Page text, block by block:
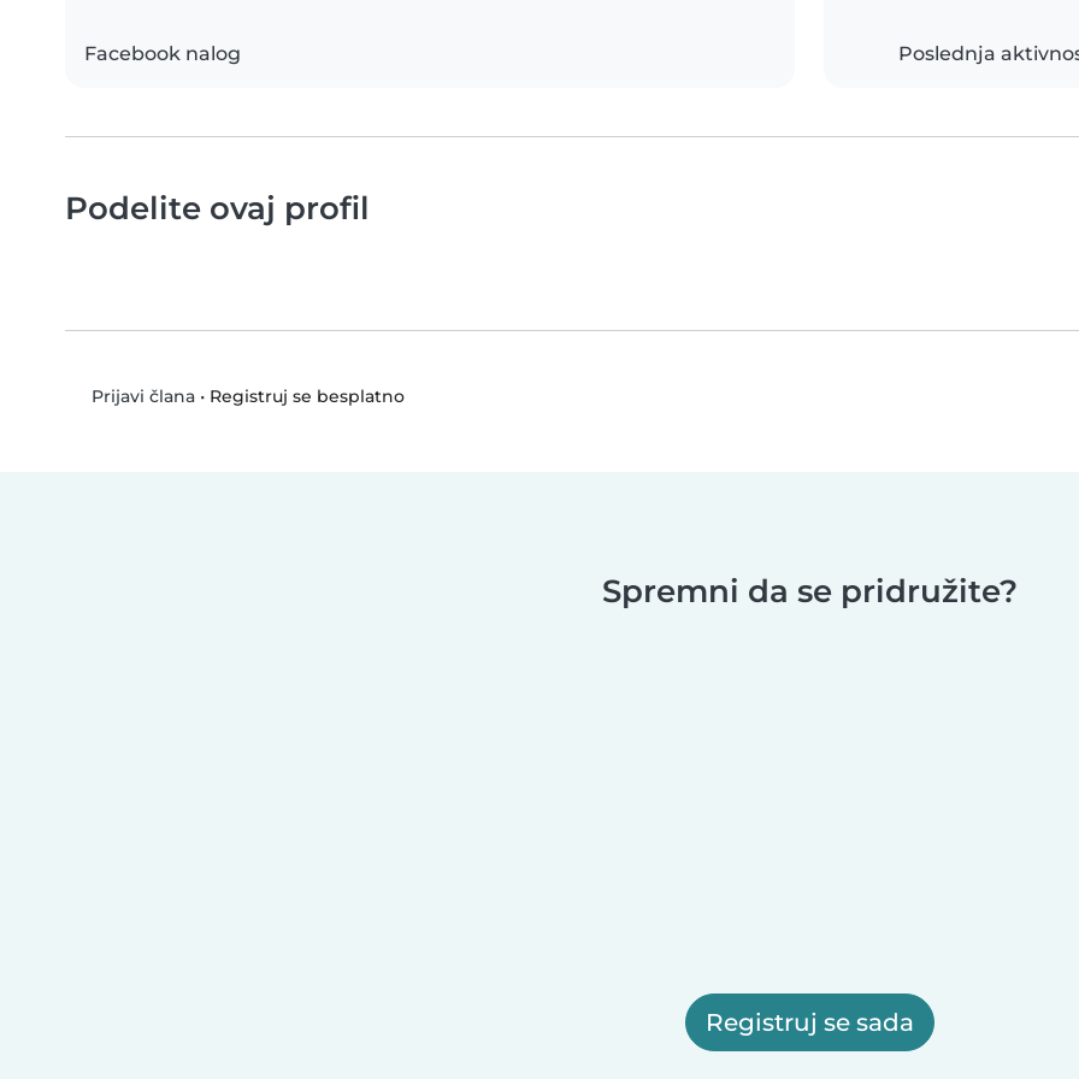
Facebook nalog Poslednja
Podelite ovaj profil
Prijavi člana• Registruj se besplatno
Spremni da se pridružite?
Registruj se sada